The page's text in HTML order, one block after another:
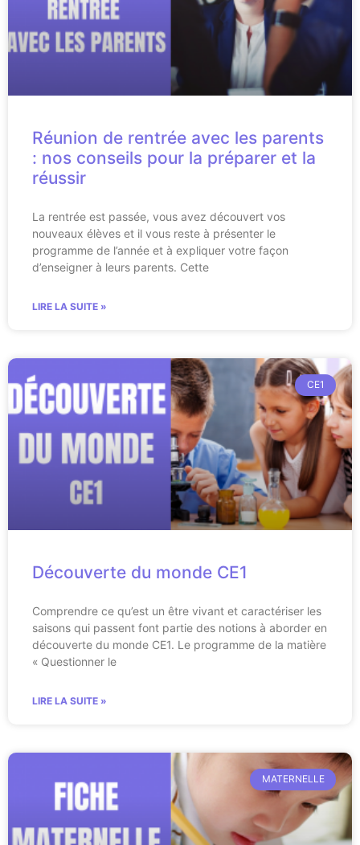
Réunion de rentrée avec les parents
: nos conseils pour la préparer et la
réussir
La rentrée est passée, vous avez découvert vos
nouveaux élèves et il vous reste à présenter le
programme de l’année et à expliquer votre façon
d’enseigner à leurs parents. Cette
LIRE LA SUITE »
CE1
Découverte du monde CE1
Comprendre ce qu’est un être vivant et caractériser les
saisons qui passent font partie des notions à aborder en
découverte du monde CE1. Le programme de la matière
« Questionner le
LIRE LA SUITE »
MATERNELLE